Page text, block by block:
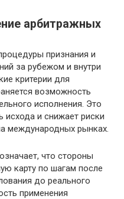
арбитражных
признания и
за рубежом и внутри
критерии для
возможность
исполнения. Это
исхода и снижает риски
международных рынках.
что стороны
карту по шагам после
до реального
применения